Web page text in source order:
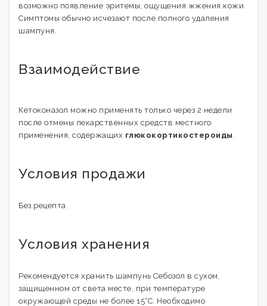
возможно появление эритемы, ощущения жжения кожи.
Симптомы обычно исчезают после полного удаления
шампуня.
Взаимодействие
Кетоконазол можно применять только через 2 недели
после отмены лекарственных средств местного
применения, содержащих глюкокортикостероиды
Условия продажи
Без рецепта.
Условия хранения
Рекомендуется хранить шампунь Себозол в сухом,
защищенном от света месте, при температуре
окружающей среды не более 15°С. Необходимо